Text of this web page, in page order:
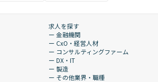
求人を探す
ー 金融機関
ー CxO・経営人材
ー コンサルティングファーム
ー DX・IT
ー 製造
ー その他業界・職種